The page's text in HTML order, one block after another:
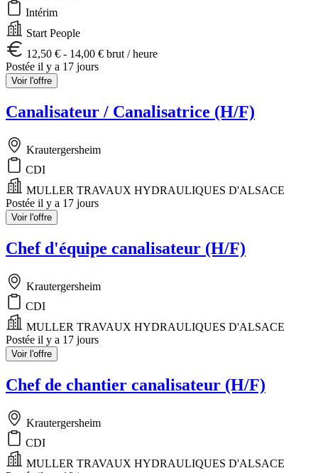
Intérim
Start People
12,50 € - 14,00 € brut / heure
Postée il y a 17 jours
Voir l'offre
Canalisateur / Canalisatrice (H/F)
Krautergersheim
CDI
MULLER TRAVAUX HYDRAULIQUES D'ALSACE
Postée il y a 17 jours
Voir l'offre
Chef d'équipe canalisateur (H/F)
Krautergersheim
CDI
MULLER TRAVAUX HYDRAULIQUES D'ALSACE
Postée il y a 17 jours
Voir l'offre
Chef de chantier canalisateur (H/F)
Krautergersheim
CDI
MULLER TRAVAUX HYDRAULIQUES D'ALSACE